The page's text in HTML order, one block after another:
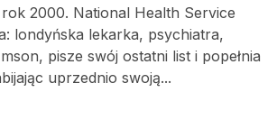
2000. National Health Service
londyńska lekarka, psychiatra,
pisze swój ostatni list i popełnia
uprzednio swoją...